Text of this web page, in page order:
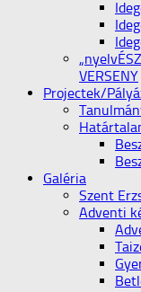
VERSENY
Projectek/
Galéria
Szent
Adventi